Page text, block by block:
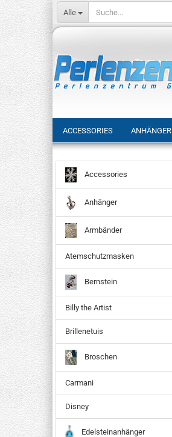
Alle
ACCESSORIES ANHÄNGER
Accessories
Anhänger
Armbänder
Atemschutzmasken
Bernstein
Billy the Artist
Brillenetuis
Broschen
Carmani
Disney
Edelsteinanhänger